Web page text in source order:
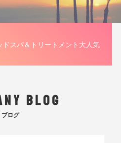
スパ＆トリートメント大人気
BLOG
ブログ